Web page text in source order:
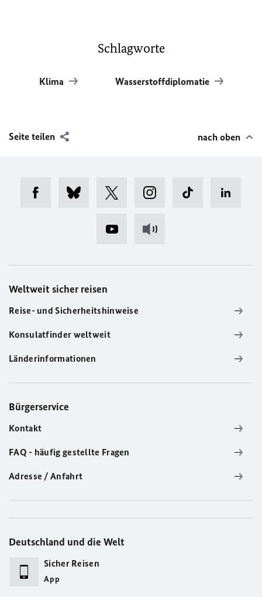
Schlagworte
Klima Wasserstoffdiplomatie
Seite teilen nach oben
Weltweit sicher reisen
Reise- und Sicherheitshinweise
Konsulatfinder weltweit
Länderinformationen
Bürgerservice
Kontakt
FAQ - häufig gestellte Fragen
Adresse / Anfahrt
Deutschland und die Welt
Sicher Reisen
App